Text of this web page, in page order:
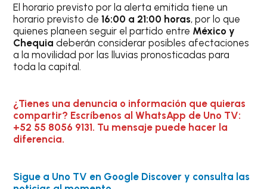
El horario previsto por la alerta emitida tiene un
horario previsto de16:00 a 21:00 horas, por lo que
quienes planeen seguir el partido entre México y
Chequia deberán considerar posibles afectaciones
a la movilidad por las lluvias pronosticadas para
toda la capital.
¿Tienes una denuncia o información que quieras
compartir? Escríbenos al WhatsApp de Uno TV:
+52 55 8056 9131. Tu mensaje puede hacer la
diferencia.
Sigue a Uno TV en Google Discover y consulta las